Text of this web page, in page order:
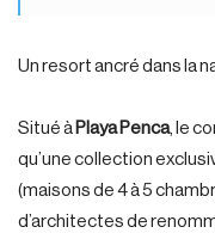
Un resort ancré dans la
Situé à Playa Penca, le
qu’une collection
(maisons de 4 à 5
d’architectes de